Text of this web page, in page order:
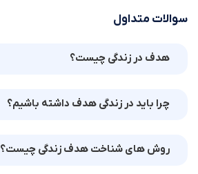
سوالات متداول
هدف در زندگی چیست؟
چرا باید در زندگی هدف داشته باشیم؟
روش های شناخت هدف زندگی چیست؟